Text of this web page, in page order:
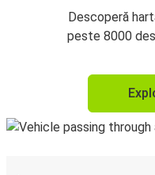
Descoperă
peste 8000